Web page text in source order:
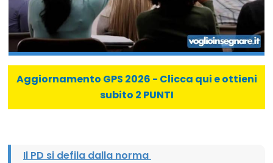
Aggiornamento GPS 2026 - Clicca qui e ottieni
subito 2 PUNTI
Il PD si defila dalla norma